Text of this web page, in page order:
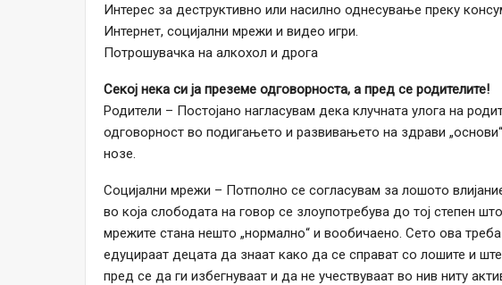
Интерес за деструктивно или насилно однесување преку
Интернет, социјални мрежи и видео игри.
Потрошувачка на алкохол и дрога
Секој нека си ја преземе одговорноста, а пред се родителите!
Родители – Постојано нагласувам дека клучната улога на
одговорност во подигањето и развивањето на здрави
нозе.
Социјални мрежи – Потполно се согласувам за лошото
во која слободата на говор се злоупотребува до тој степен
мрежите стана нешто „нормално“ и вообичаено. Сето ова
едуцираат децата да знаат како да се справат со лошите и
пред се да ги избегнуваат и да не учествуваат во нив ниту